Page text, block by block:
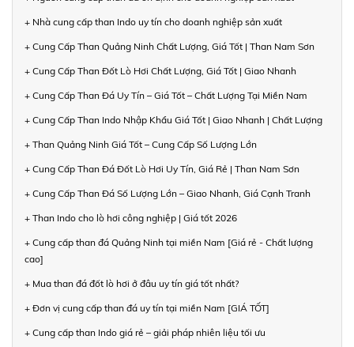
+ Nhà cung cấp than Indo uy tín cho doanh nghiệp sản xuất
+ Cung Cấp Than Quảng Ninh Chất Lượng, Giá Tốt | Than Nam Sơn
+ Cung Cấp Than Đốt Lò Hơi Chất Lượng, Giá Tốt | Giao Nhanh
+ Cung Cấp Than Đá Uy Tín – Giá Tốt – Chất Lượng Tại Miền Nam
+ Cung Cấp Than Indo Nhập Khẩu Giá Tốt | Giao Nhanh | Chất Lượng
+ Than Quảng Ninh Giá Tốt – Cung Cấp Số Lượng Lớn
+ Cung Cấp Than Đá Đốt Lò Hơi Uy Tín, Giá Rẻ | Than Nam Sơn
+ Cung Cấp Than Đá Số Lượng Lớn – Giao Nhanh, Giá Cạnh Tranh
+ Than Indo cho lò hơi công nghiệp | Giá tốt 2026
+ Cung cấp than đá Quảng Ninh tại miền Nam [Giá rẻ - Chất lượng
cao]
+ Mua than đá đốt lò hơi ở đâu uy tín giá tốt nhất?
+ Đơn vị cung cấp than đá uy tín tại miền Nam [GIÁ TỐT]
+ Cung cấp than Indo giá rẻ – giải pháp nhiên liệu tối ưu